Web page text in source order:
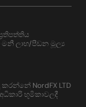
ලාභ/පීඩන මූල්‍ය
NordFX LTD
භූමිකාවලදී